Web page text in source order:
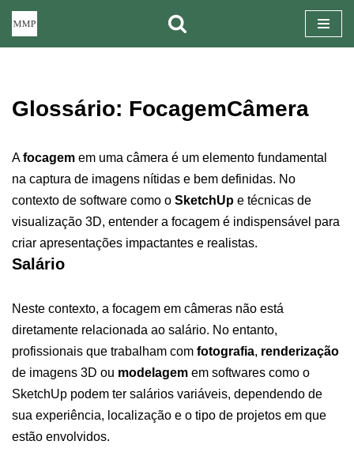
conteúdo
Glossário: FocagemCâmera
Afocagem em uma câmera é um elemento fundamental
na captura de imagens nítidas e bem definidas. No
contexto de software como o SketchUp e técnicas de
visualização 3D, entender a focagem é indispensável para
criar apresentações impactantes e realistas.
Salário
Neste contexto, a focagem em câmeras não está
diretamente relacionada ao salário. No entanto,
profissionais que trabalham com fotografia, renderização
de imagens 3D ou modelagem em softwares como o
SketchUp podem ter salários variáveis, dependendo de
sua experiência, localização e o tipo de projetos em que
estão envolvidos.